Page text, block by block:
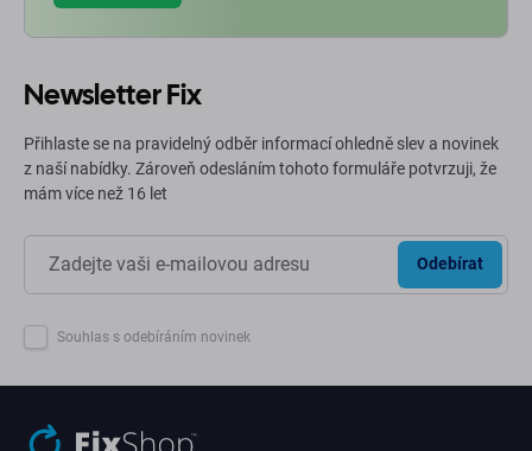
Newsletter Fix
Přihlaste se na pravidelný odběr informací ohledně slev a novinek
z naší nabídky. Zároveň odesláním tohoto formuláře potvrzuji, že
mám více než 16 let
Odebírat
Souhlas s odebíráním novinek